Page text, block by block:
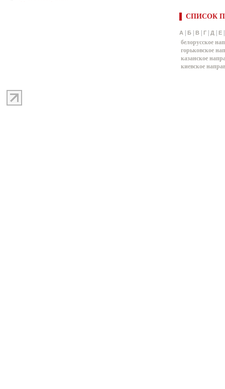
СПИСОК
А Б В Г Д Е
белорусское
горьковское
казанское
киевское